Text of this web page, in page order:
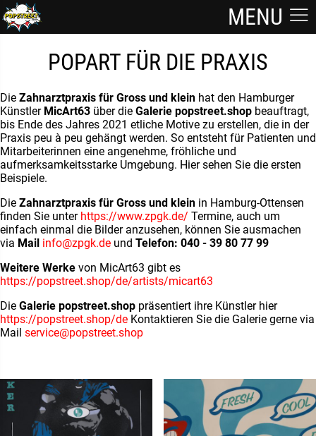
MENU
POPART FÜR DIE PRAXIS
Die Zahnarztpraxis für Gross und klein hat den Hamburger
Künstler MicArt63 über die Galerie popstreet.shop beauftragt,
bis Ende des Jahres 2021 etliche Motive zu erstellen, die in der
Praxis peu à peu gehängt werden. So entsteht für Patienten und
Mitarbeiterinnen eine angenehme, fröhliche und
aufmerksamkeitsstarke Umgebung. Hier sehen Sie die ersten
Beispiele.
Die Zahnarztpraxis für Gross und klein in Hamburg-Ottensen
finden Sie unter https://www.zpgk.de/ Termine, auch um
einfach einmal die Bilder anzusehen, können Sie ausmachen
via Mail info@zpgk.de und Telefon: 040 - 39 80 77 99
Weitere Werke von MicArt63 gibt es
https://popstreet.shop/de/artists/micart63
Die Galerie popstreet.shop präsentiert ihre Künstler hier
https://popstreet.shop/de Kontaktieren Sie die Galerie gerne via
Mail service@popstreet.shop